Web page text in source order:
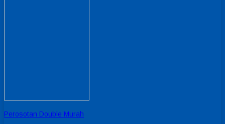
Perosotan Double Murah